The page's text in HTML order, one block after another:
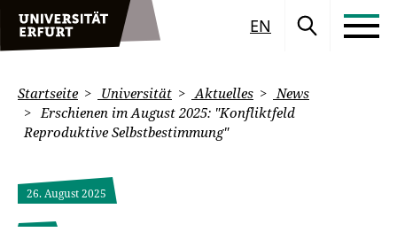
EN
Startseite Universität Aktuelles
News
Erschienen im August 2025: "Konfliktfeld
Reproduktive Selbstbestimmung"
26. August 2025